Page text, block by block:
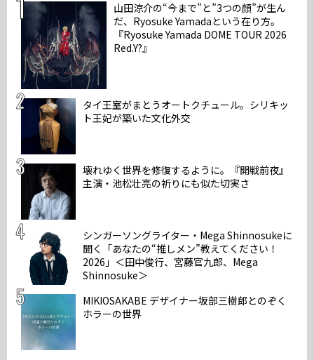
山田涼介の“今まで”と”3つの顔”が生ん
だ、Ryosuke Yamadaという在り方。
『Ryosuke Yamada DOME TOUR 2026
Red.Y?』
タイ王室がまとうオートクチュール。シリキッ
ト王妃が築いた文化外交
壊れゆく世界を修復するように。『開戦前夜』
主演・池松壮亮の祈りにも似た切実さ
シンガーソングライター・Mega Shinnosukeに
聞く「あなたの“推しメン”教えてください！
2026」＜田中俊行、宮藤官九郎、Mega
Shinnosuke＞
MIKIOSAKABE デザイナー坂部三樹郎とのぞく
ホラーの世界